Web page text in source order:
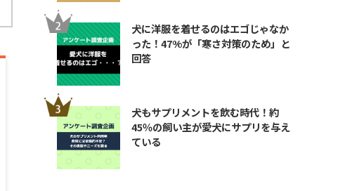
犬に洋服を着せるのはエゴじゃなか
った！47%が「寒さ対策のため」と
回答
犬もサプリメントを飲む時代！約
45％の飼い主が愛犬にサプリを与え
ている